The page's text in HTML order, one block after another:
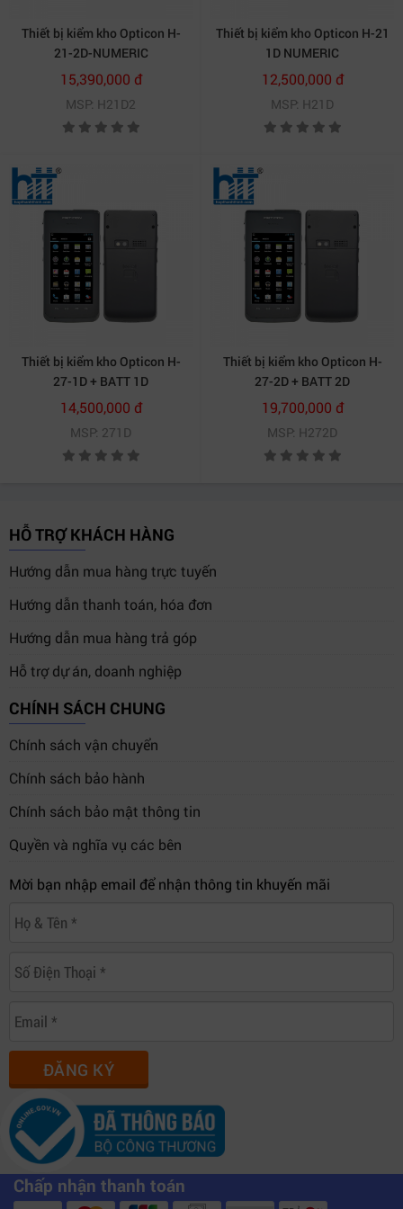
Thiết bị kiểm kho Opticon H-
21-2D-NUMERIC
15,390,000 đ
MSP: H21D2
Thiết bị kiểm kho Opticon H-21
1D NUMERIC
12,500,000 đ
MSP: H21D
Thiết bị kiểm kho Opticon H-
27-1D + BATT 1D
14,500,000 đ
MSP: 271D
Thiết bị kiểm kho Opticon H-
27-2D + BATT 2D
19,700,000 đ
MSP: H272D
HỖ TRỢ KHÁCH HÀNG
Hướng dẫn mua hàng trực tuyến
Hướng dẫn thanh toán, hóa đơn
Hướng dẫn mua hàng trả góp
Hỗ trợ dự án, doanh nghiệp
CHÍNH SÁCH CHUNG
Chính sách vận chuyển
Chính sách bảo hành
Chính sách bảo mật thông tin
Quyền và nghĩa vụ các bên
Mời bạn nhập email để nhận thông tin khuyến mãi
ĐĂNG KÝ
Chấp nhận thanh toán